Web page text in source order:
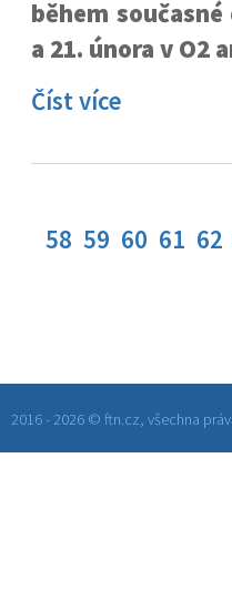
během
a 21. února v O2
Číst více
58 59 60 61 62
2016 - 2026 © ftn.cz, všechna